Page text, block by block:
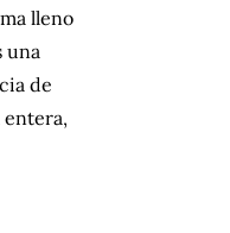
lleno
una
de